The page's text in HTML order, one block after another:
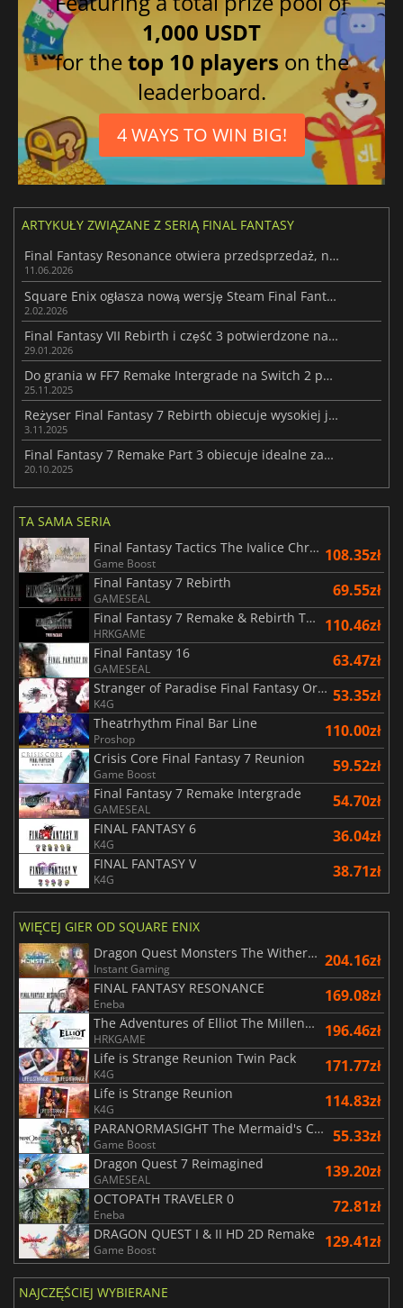
1,000 USDT
for thetop 10 players on the
leaderboard.
4 WAYS TO WIN BIG!
ARTYKUŁY ZWIĄZANE Z SERIĄ FINAL FANTASY
Final Fantasy Resonance otwiera przedsprzedaż, nowe spojrzenie na serię
11.06.2026
Square Enix ogłasza nową wersję Steam Final Fantasy VII
2.02.2026
Final Fantasy VII Rebirth i część 3 potwierdzone na Xboxa
29.01.2026
Do grania w FF7 Remake Intergrade na Switch 2 potrzebne będzie 100 GB
25.11.2025
Reżyser Final Fantasy 7 Rebirth obiecuje wysokiej jakości port na Switch 2
3.11.2025
Final Fantasy 7 Remake Part 3 obiecuje idealne zakończenie dla swych fanów
20.10.2025
TA SAMA SERIA
Final Fantasy Tactics The Ivalice Chronicles
Game Boost 108.35zł
Final Fantasy 7 Rebirth
GAMESEAL 69.55zł
Final Fantasy 7 Remake & Rebirth Twin Pack
HRKGAME 110.46zł
Final Fantasy 16
GAMESEAL 63.47zł
Stranger of Paradise Final Fantasy Origin
K4G 53.35zł
Theatrhythm Final Bar Line
Proshop 110.00zł
Crisis Core Final Fantasy 7 Reunion
Game Boost 59.52zł
Final Fantasy 7 Remake Intergrade
GAMESEAL 54.70zł
FINAL FANTASY 6
K4G 36.04zł
FINAL FANTASY V
K4G 38.71zł
WIĘCEJ GIER OD SQUARE ENIX
Dragon Quest Monsters The Withered World
Instant Gaming 204.16zł
FINAL FANTASY RESONANCE
Eneba 169.08zł
The Adventures of Elliot The Millennium Tales
HRKGAME 196.46zł
Life is Strange Reunion Twin Pack
K4G 171.77zł
Life is Strange Reunion
K4G 114.83zł
PARANORMASIGHT The Mermaid's Curse
Game Boost 55.33zł
Dragon Quest 7 Reimagined
GAMESEAL 139.20zł
OCTOPATH TRAVELER 0
Eneba 72.81zł
DRAGON QUEST I & II HD 2D Remake
Game Boost 129.41zł
NAJCZĘŚCIEJ WYBIERANE